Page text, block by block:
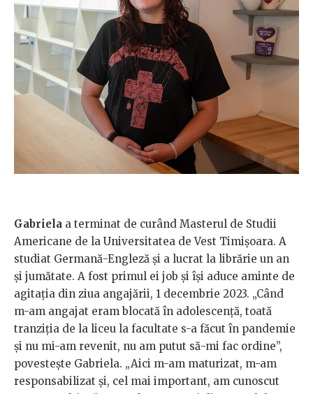
Gabriela a terminat de curând Masterul de Studii
Americane de la Universitatea de Vest Timișoara. A
studiat Germană-Engleză și a lucrat la librărie un an
și jumătate. A fost primul ei job și își aduce aminte de
agitația din ziua angajării, 1 decembrie 2023. „Când
m-am angajat eram blocată în adolescență, toată
tranziția de la liceu la facultate s-a făcut în pandemie
și nu mi-am revenit, nu am putut să-mi fac ordine”,
povestește Gabriela. „Aici m-am maturizat, m-am
responsabilizat și, cel mai important, am cunoscut